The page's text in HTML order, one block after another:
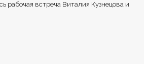
рабочая встреча Виталия Кузнецова и